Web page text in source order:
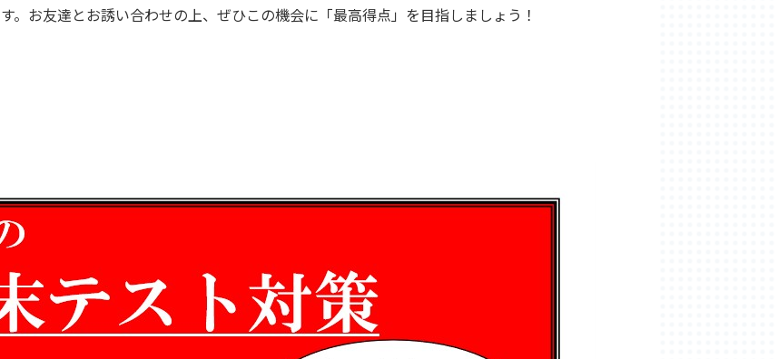
。お友達とお誘い合わせの上、ぜひこの機会に「最高得点」を目指しましょう！